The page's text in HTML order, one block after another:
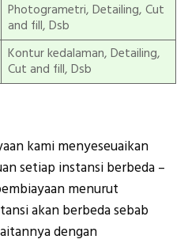
Photogrametri, Detailing, Cut
and fill, Dsb
Kontur kedalaman, Detailing,
Cut and fill, Dsb
kami menyeseuaikan
setiap instansi berbeda –
menurut
akan berbeda sebab
dengan